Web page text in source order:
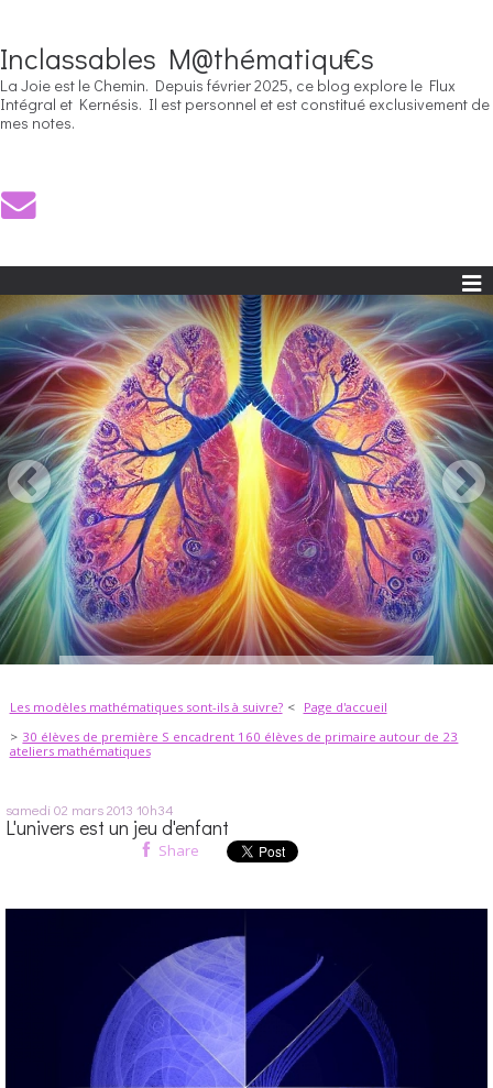
Inclassables M@thématiqu€s
La Joie est le Chemin. Depuis février 2025, ce blog explore le Flux
Intégral et Kernésis. Il est personnel et est constitué exclusivement de
mes notes.
Les modèles mathématiques sont-ils à suivre?
Page d'accueil
30 élèves de première S encadrent 160 élèves de primaire autour de 23
ateliers mathématiques
samedi 02 mars 2013 10h34
L'univers est un jeu d'enfant
Share